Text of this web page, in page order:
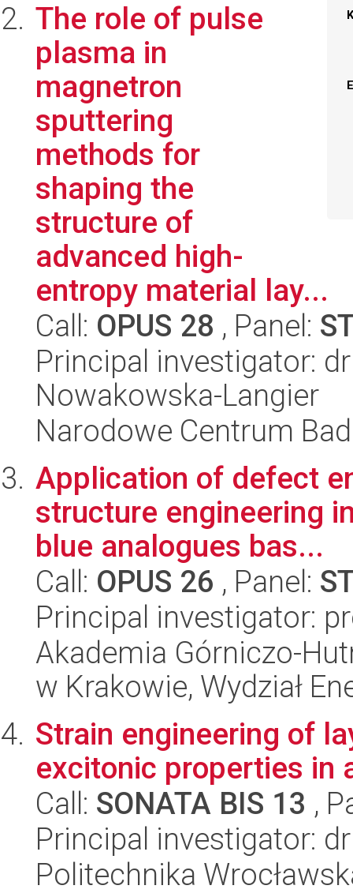
The role of pulse
plasma in
magnetron
sputtering
methods for
shaping the
structure of
advanced high-
entropy material lay...
Call: OPUS 28 , Panel:
Principal investigator:
Nowakowska-Langier
Narodowe Centrum
Application of defect
structure engineering
blue analogues bas...
Call: OPUS 26 , Panel:
Principal investigator:
Akademia Górniczo-
w Krakowie, Wydział
Strain engineering of
excitonic properties in
Call: SONATA BIS 13 ,
Principal investigator:
Politechnika